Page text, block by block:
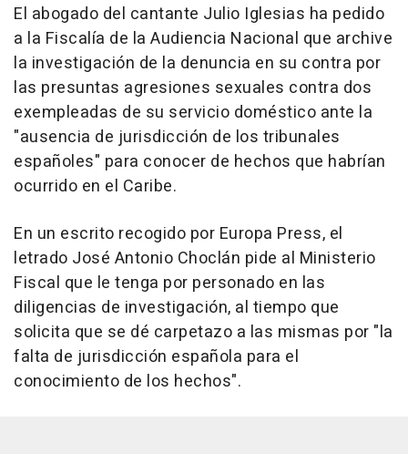
El abogado del cantante Julio Iglesias ha pedido
a la Fiscalía de la Audiencia Nacional que archive
la investigación de la denuncia en su contra por
las presuntas agresiones sexuales contra dos
exempleadas de su servicio doméstico ante la
"ausencia de jurisdicción de los tribunales
españoles" para conocer de hechos que habrían
ocurrido en el Caribe.
En un escrito recogido por Europa Press, el
letrado José Antonio Choclán pide al Ministerio
Fiscal que le tenga por personado en las
diligencias de investigación, al tiempo que
solicita que se dé carpetazo a las mismas por "la
falta de jurisdicción española para el
conocimiento de los hechos".